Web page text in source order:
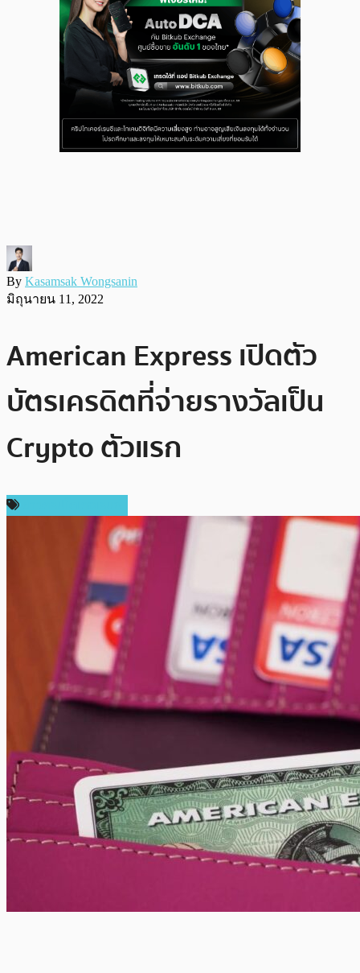
By Kasamsak Wongsanin
มิถุนายน 11, 2022
American Express เปิดตัว
บัตรเครดิตที่จ่ายรางวัลเป็น
Crypto ตัวแรก